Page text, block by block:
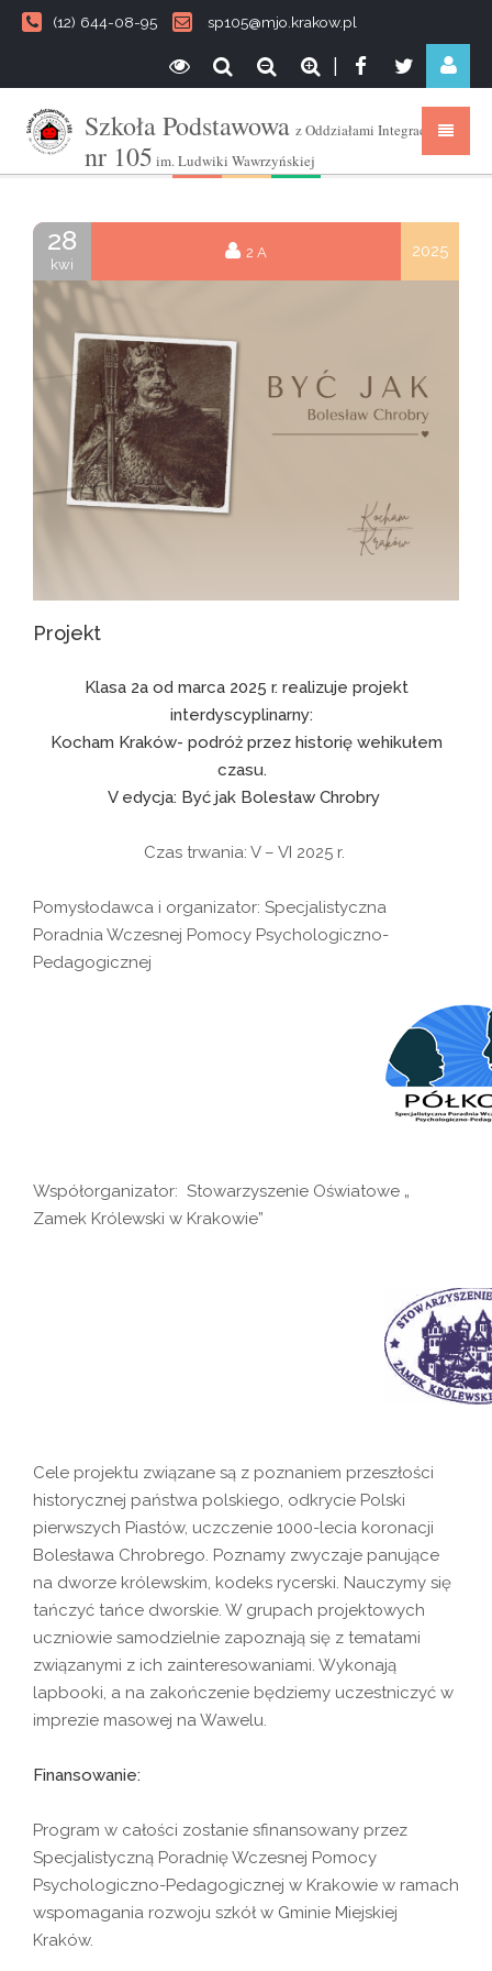
(12) 644-08-95 sp105@mjo.krakow.pl
Szkoła Podstawowa z Oddziałami Integracyjnymi
nr 105 im. Ludwiki Wawrzyńskiej
28
kwi
2 A 2025
Projekt
Klasa 2a od marca 2025 r. realizuje projekt
interdyscyplinarny:
Kocham Kraków- podróż przez historię wehikułem
czasu.
V edycja: Być jak Bolesław Chrobry
Czas trwania: V – VI 2025 r.
Pomysłodawca i organizator: Specjalistyczna
Poradnia Wczesnej Pomocy Psychologiczno-
Pedagogicznej
Współorganizator: Stowarzyszenie Oświatowe „
Zamek Królewski w Krakowie”
Cele projektu związane są z poznaniem przeszłości
historycznej państwa polskiego, odkrycie Polski
pierwszych Piastów, uczczenie 1000-lecia koronacji
Bolesława Chrobrego. Poznamy zwyczaje panujące
na dworze królewskim, kodeks rycerski. Nauczymy się
tańczyć tańce dworskie. W grupach projektowych
uczniowie samodzielnie zapoznają się z tematami
związanymi z ich zainteresowaniami. Wykonają
lapbooki, a na zakończenie będziemy uczestniczyć w
imprezie masowej na Wawelu.
Finansowanie:
Program w całości zostanie sfinansowany przez
Specjalistyczną Poradnię Wczesnej Pomocy
Psychologiczno-Pedagogicznej w Krakowie w ramach
wspomagania rozwoju szkół w Gminie Miejskiej
Kraków.